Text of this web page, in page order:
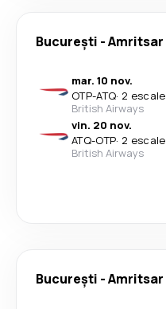
București -Amritsar
mar. 10 nov.
OTP-ATQ· 2 escale
British Airways
vin. 20 nov.
ATQ-OTP· 2 escale
British Airways
București -Amritsar